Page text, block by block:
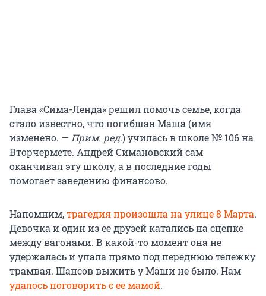
Глава «Сима-Ленда» решил помочь семье, когда
стало известно, что погибшая Маша (имя
изменено. — Прим. ред.) училась в школе № 106 на
Вторчермете. Андрей Симановский сам
оканчивал эту школу, а в последние годы
помогает заведению финансово.
Напомним,трагедия произошла на улице 8 Марта.
Девочка и один из ее друзей катались на сцепке
между вагонами. В какой-то момент она не
удержалась и упала прямо под переднюю тележку
трамвая. Шансов выжить у Маши не было. Нам
удалось поговорить с ее мамой.